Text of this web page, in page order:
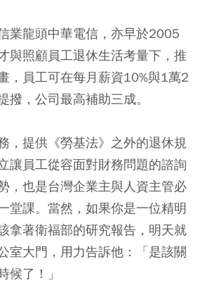
業龍頭中華電信，亦早於2005
與照顧員工退休生活考量下，推
，員工可在每月薪資10%與1萬2
撥，公司最高補助三成。
，提供《勞基法》之外的退休規
讓員工從容面對財務問題的諮詢
，也是台灣企業主與人資主管必
堂課。當然，如果你是一位精明
拿著衛福部的研究報告，明天就
室大門，用力告訴他：「是該關
候了！」